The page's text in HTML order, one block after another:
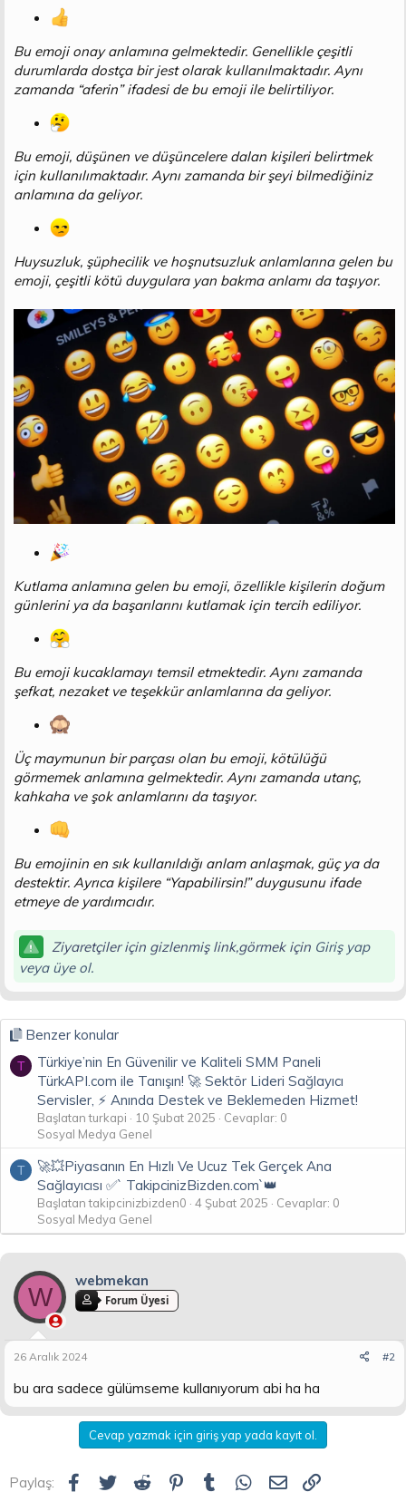
Bu emoji onay anlamına gelmektedir. Genellikle çeşitli
durumlarda dostça bir jest olarak kullanılmaktadır. Aynı
zamanda “aferin” ifadesi de bu emoji ile belirtiliyor.
Bu emoji, düşünen ve düşüncelere dalan kişileri belirtmek
için kullanılımaktadır. Aynı zamanda bir şeyi bilmediğiniz
anlamına da geliyor.
Huysuzluk, şüphecilik ve hoşnutsuzluk anlamlarına gelen bu
emoji, çeşitli kötü duygulara yan bakma anlamı da taşıyor.
Kutlama anlamına gelen bu emoji, özellikle kişilerin doğum
günlerini ya da başarılarını kutlamak için tercih ediliyor.
Bu emoji kucaklamayı temsil etmektedir. Aynı zamanda
şefkat, nezaket ve teşekkür anlamlarına da geliyor.
Üç maymunun bir parçası olan bu emoji, kötülüğü
görmemek anlamına gelmektedir. Aynı zamanda utanç,
kahkaha ve şok anlamlarını da taşıyor.
Bu emojinin en sık kullanıldığı anlam anlaşmak, güç ya da
destektir. Ayrıca kişilere “Yapabilirsin!” duygusunu ifade
etmeye de yardımcıdır.
Ziyaretçiler için gizlenmiş link,görmek için Giriş yap
veya üye ol.
Benzer konular
T
Türkiye’nin En Güvenilir ve Kaliteli SMM Paneli
TürkAPI.com ile Tanışın! 🚀 Sektör Lideri Sağlayıcı
Servisler, ⚡️ Anında Destek ve Beklemeden Hizmet!
Başlatan turkapi 10 Şubat 2025
Cevaplar: 0
Sosyal Medya Genel
T
🚀💥Piyasanın En Hızlı Ve Ucuz Tek Gerçek Ana
Sağlayıcısı ✅` TakipcinizBizden.com`👑
Başlatan takipcinizbizden0 4 Şubat 2025
Cevaplar: 0
Sosyal Medya Genel
W
webmekan
Forum Üyesi
26 Aralık 2024 #2
bu ara sadece gülümseme kullanıyorum abi ha ha
Cevap yazmak için giriş yap yada kayıt ol.
Paylaş: Facebook
Twitter Reddit Pinterest
Tumblr WhatsApp
E-posta